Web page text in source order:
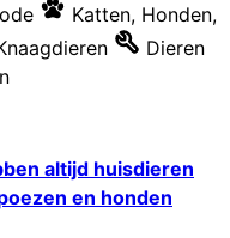
Katten, Honden,
Dieren
altijd huisdieren
en honden